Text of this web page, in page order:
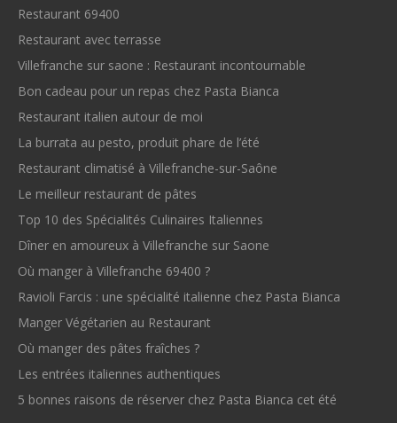
Restaurant 69400
Restaurant avec terrasse
Villefranche sur saone : Restaurant incontournable
Bon cadeau pour un repas chez Pasta Bianca
Restaurant italien autour de moi
La burrata au pesto, produit phare de l’été
Restaurant climatisé à Villefranche-sur-Saône
Le meilleur restaurant de pâtes
Top 10 des Spécialités Culinaires Italiennes
Dîner en amoureux à Villefranche sur Saone
Où manger à Villefranche 69400 ?
Ravioli Farcis : une spécialité italienne chez Pasta Bianca
Manger Végétarien au Restaurant
Où manger des pâtes fraîches ?
Les entrées italiennes authentiques
5 bonnes raisons de réserver chez Pasta Bianca cet été